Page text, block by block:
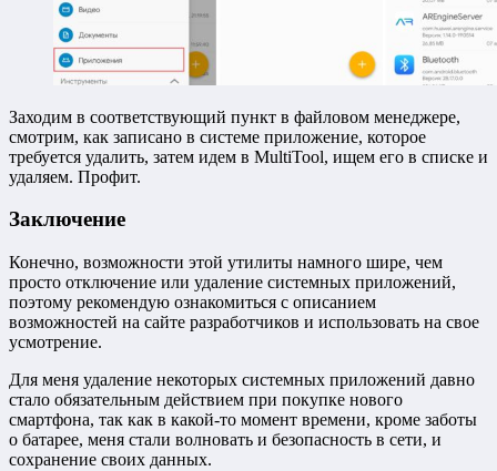
Заходим в соответствующий пункт в файловом менеджере,
смотрим, как записано в системе приложение, которое
требуется удалить, затем идем в MultiTool, ищем его в списке и
удаляем. Профит.
Заключение
Конечно, возможности этой утилиты намного шире, чем
просто отключение или удаление системных приложений,
поэтому рекомендую ознакомиться с описанием
возможностей на сайте разработчиков и использовать на свое
усмотрение.
Для меня удаление некоторых системных приложений давно
стало обязательным действием при покупке нового
смартфона, так как в какой-то момент времени, кроме заботы
о батарее, меня стали волновать и безопасность в сети, и
сохранение своих данных.